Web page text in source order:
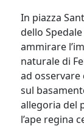
In piazza
dello
ammirare
naturale di
ad
sul
allegoria del
l’ape regina